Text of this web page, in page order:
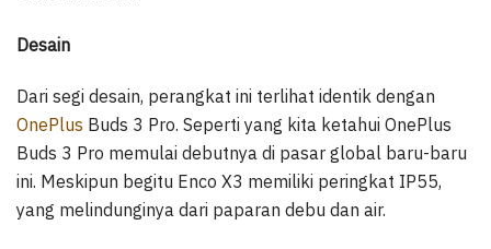
Desain
Dari segi desain, perangkat ini terlihat identik dengan
OnePlus Buds 3 Pro. Seperti yang kita ketahui OnePlus
Buds 3 Pro memulai debutnya di pasar global baru-baru
ini. Meskipun begitu Enco X3 memiliki peringkat IP55,
yang melindunginya dari paparan debu dan air.